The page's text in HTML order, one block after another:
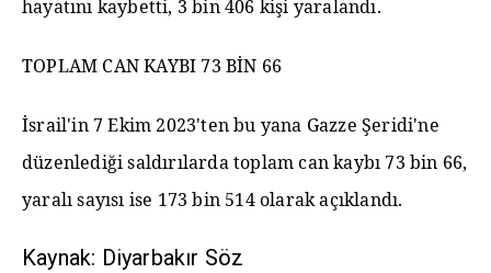
hayatını kaybetti, 3 bin 406 kişi yaralandı.
TOPLAM CAN KAYBI 73 BİN 66
İsrail'in 7 Ekim 2023'ten bu yana Gazze Şeridi'ne
düzenlediği saldırılarda toplam can kaybı 73 bin 66,
yaralı sayısı ise 173 bin 514 olarak açıklandı.
Kaynak: Diyarbakır Söz